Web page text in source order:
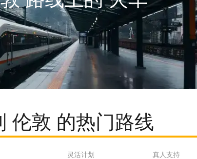
伦敦 的热门路线
灵活计划 真人支持